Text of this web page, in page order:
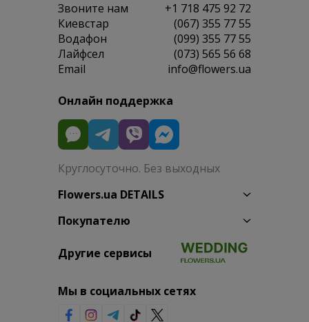
Звоните нам
+1 718 475 92 72
Киевстар
(067) 355 77 55
Водафон
(099) 355 77 55
Лайфсел
(073) 565 56 68
Email
info@flowers.ua
Онлайн поддержка
Круглосуточно. Без выходных
Flowers.ua DETAILS
Покупателю
Другие сервисы
Мы в социальных сетях